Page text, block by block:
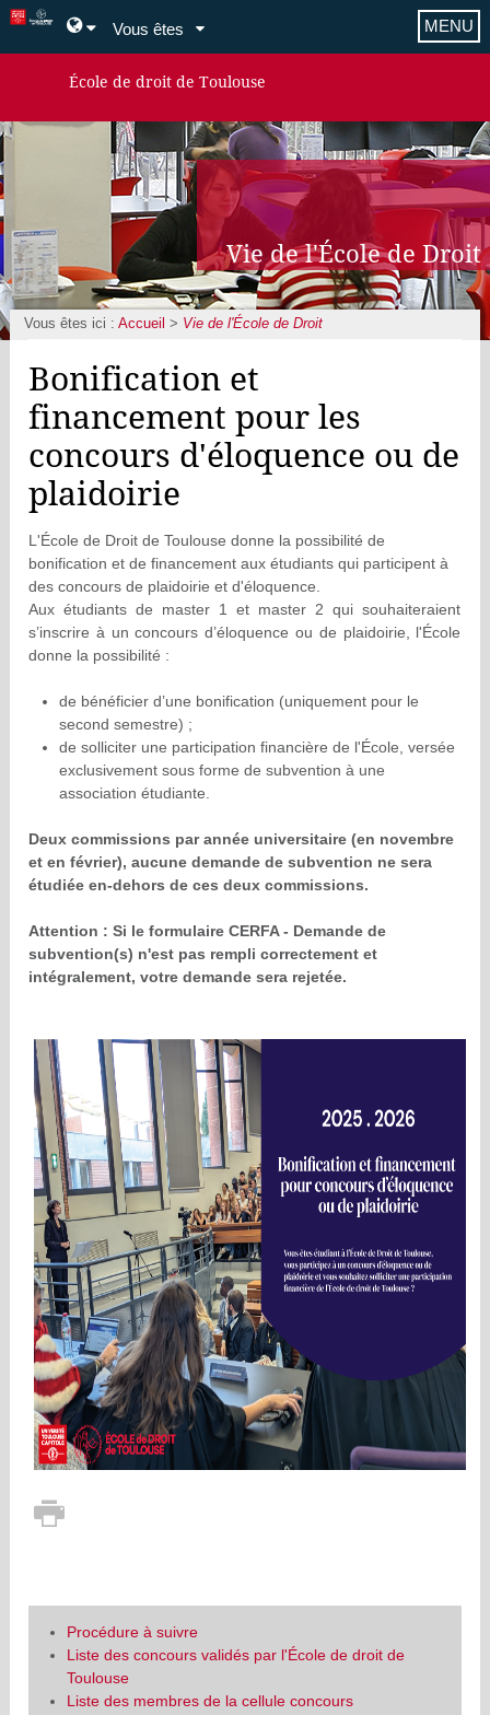
Vous êtes
École de droit de Toulouse
MENU
Vie de l'École de Droit
Vous êtes ici :Accueil > Vie de l'École de Droit
Bonification et
financement pour les
concours d'éloquence ou de
plaidoirie
L'École de Droit de Toulouse donne la possibilité de
bonification et de financement aux étudiants qui participent à
des concours de plaidoirie et d'éloquence.
Aux étudiants de master 1 et master 2 qui souhaiteraient
s’inscrire à un concours d’éloquence ou de plaidoirie, l'École
donne la possibilité :
de bénéficier d’une bonification (uniquement pour le
second semestre) ;
de solliciter une participation financière de l'École, versée
exclusivement sous forme de subvention à une
association étudiante.
Deux commissions par année universitaire (en novembre
et en février), aucune demande de subvention ne sera
étudiée en-dehors de ces deux commissions.
Attention : Si le formulaire CERFA - Demande de
subvention(s) n'est pas rempli correctement et
intégralement, votre demande sera rejetée.
Procédure à suivre
Liste des concours validés par l'École de droit de
Toulouse
Liste des membres de la cellule concours